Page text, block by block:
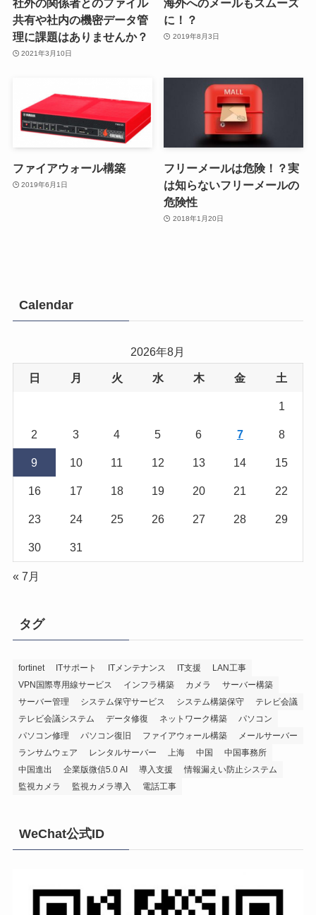
社外の関係者とのファイル
共有や社内の機密データ管
理に課題はありませんか？
2021年3月10日
海外へのメールもスムーズ
に！？
2019年8月3日
ファイアウォール構築
2019年6月1日
フリーメールは危険！？実
は知らないフリーメールの
危険性
2018年1月20日
Calendar
2026年8月
日 月 火 水 木 金 土
1
2 3 4 5 6 7 8
9 10 11 12 13 14 15
16 17 18 19 20 21 22
23 24 25 26 27 28 29
30 31
« 7月
タグ
fortinet ITサポート ITメンテナンス IT支援
LAN工事
VPN国際専用線サービス
インフラ構築 カメラ
サーバー構築
サーバー管理
システム保守サービス システム構築保守
テレビ会議
テレビ会議システム
データ修復 ネットワーク構築
パソコン
パソコン修理
パソコン復旧 ファイアウォール構築
メールサーバー
ランサムウェア
レンタルサーバー 上海 中国
中国事務所
中国進出
企業版微信5.0 AI 導入支援
情報漏えい防止システム
監視カメラ
監視カメラ導入 電話工事
WeChat公式ID